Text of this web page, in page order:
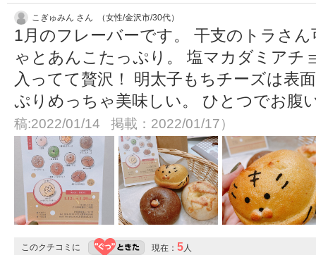
こぎゅみん さん （女性/金沢市/30代）
1月のフレーバーです。 干支のトラさ
ゃとあんこたっぷり。 塩マカダミアチ
入ってて贅沢！ 明太子もちチーズは表
ぷりめっちゃ美味しい。 ひとつでお腹
稿:2022/01/14 掲載：2022/01/17）
このクチコミに 現在： 5人